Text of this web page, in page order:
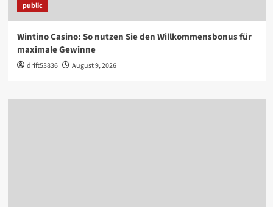
public
Wintino Casino: So nutzen Sie den Willkommensbonus für
maximale Gewinne
drift53836 August 9, 2026